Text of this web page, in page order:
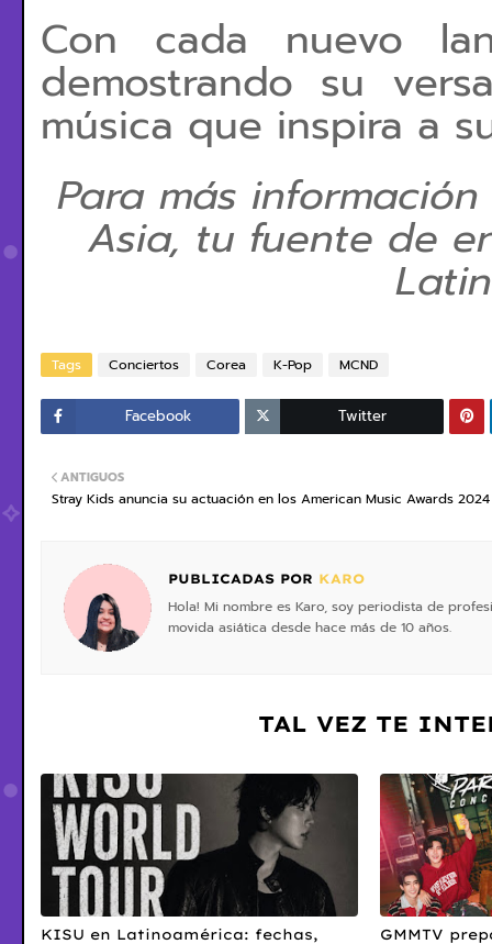
Con cada nuevo
demostrando su
música que inspira a
Para más
Asia, tu fuente de
Tags Conciertos Corea K-Pop MCND
Facebook Twitter
ANTIGUOS
Stray Kids anuncia su actuación en los American Music Awards 2024
PUBLICADAS POR KARO
Hola! Mi nombre es Karo, soy periodista de
movida asiática desde hace más de 10 años.
TAL VEZ TE
KISU en Latinoamérica: fechas,
GMMTV